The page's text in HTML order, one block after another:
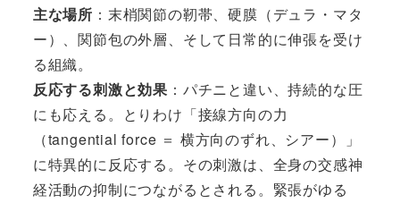
主な場所 ：末梢関節の靭帯、硬膜（デュラ・マタ
ー）、関節包の外層、そして日常的に伸張を受け
る組織。
反応する刺激と効果 ：パチニと違い、持続的な圧
にも応える。とりわけ「接線方向の力
（tangential force ＝ 横方向のずれ、シアー）」
に特異的に反応する。その刺激は、全身の交感神
経活動の抑制につながるとされる。緊張がゆる